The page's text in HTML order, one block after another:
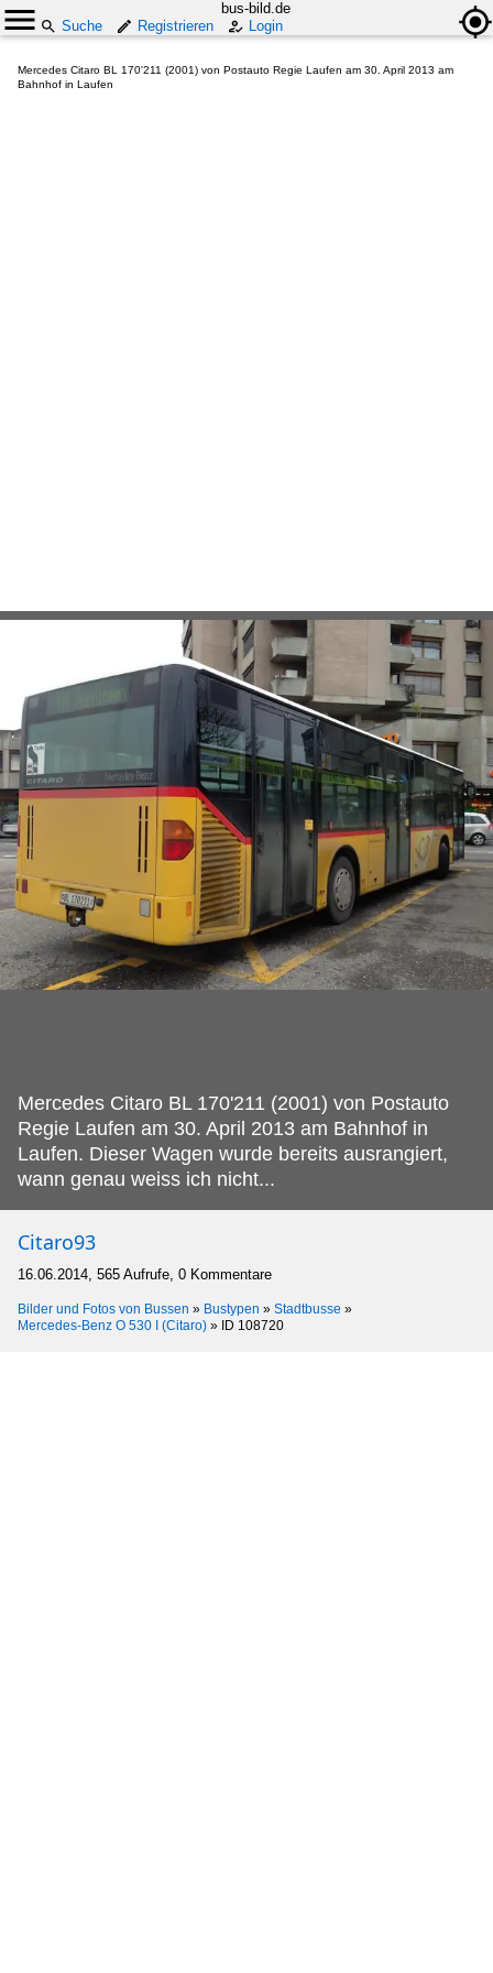
bus-bild.de
Suche
Registrieren Login
Mercedes Citaro BL 170'211 (2001) von Postauto Regie Laufen am 30. April 2013 am
Bahnhof in Laufen
Mercedes Citaro BL 170'211 (2001) von Postauto
Regie Laufen am 30. April 2013 am Bahnhof in
Laufen. Dieser Wagen wurde bereits ausrangiert,
wann genau weiss ich nicht...
Citaro93
16.06.2014, 565 Aufrufe, 0 Kommentare
Bilder und Fotos von Bussen » Bustypen » Stadtbusse »
Mercedes-Benz O 530 I (Citaro) » ID 108720